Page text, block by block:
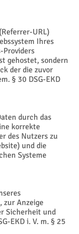
URL)
Ihres
Providers
gehostet, sondern
der die zuvor
§ 30 DSG-EKD
durch das
korrekte
des Nutzers zu
und die
Systeme
zur Anzeige
Sicherheit und
EKD i. V. m. § 25